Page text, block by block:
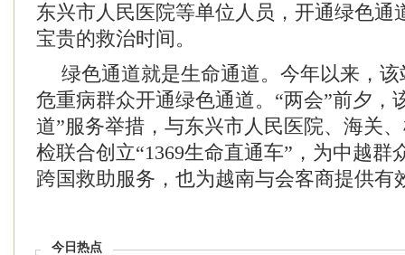
东兴市人民医院等单位人员，开通绿色通
宝贵的救治时间。
绿色通道就是生命通道。今年以来，
危重病群众开通绿色通道。“两会”前夕，
道”服务举措，与东兴市人民医院、海关
检联合创立“1369生命直通车”，为中越群
跨国救助服务，也为越南与会客商提供有
今日热点